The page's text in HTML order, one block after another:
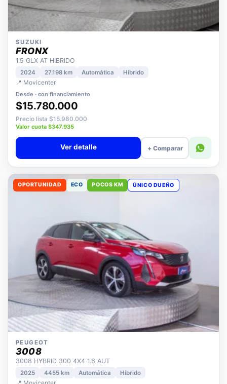
SUZUKI
FRONX
1.5 GLX AT HIBRIDO
2024 27.198 km
📍 Movicenter
Desde · con financiamiento
$15.780.000
Precio lista $15.980.000
Valor cuota $347.935
+ Comparar
OPORTUNIDAD ECO POCOS KM
PEUGEOT
3008
3008 HYBRID 300 4X4 1.6 AUT
2025 4455 km